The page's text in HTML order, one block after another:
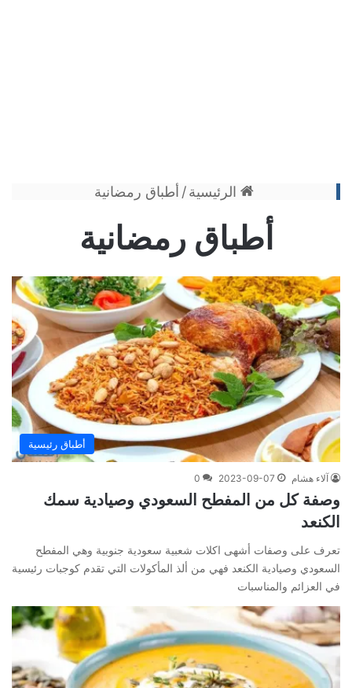
الرئيسية/ أطباق رمضانية
أطباق رمضانية
أطباق رئيسية
آلاء هشام 2023-09-07
0
وصفة كل من المفطح السعودي وصيادية سمك
الكنعد
تعرف على وصفات أشهى اكلات شعبية سعودية جنوبية وهي المفطح
السعودي وصيادية الكنعد فهي من ألذ المأكولات التي تقدم كوجبات رئيسية
في العزائم والمناسبات